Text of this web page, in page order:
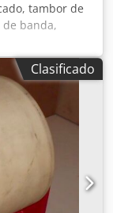
tambor de
banda,
cinta
rodillos de
de
Ø 340 mm
-Cantidad: 5x
Ø
Clasificado